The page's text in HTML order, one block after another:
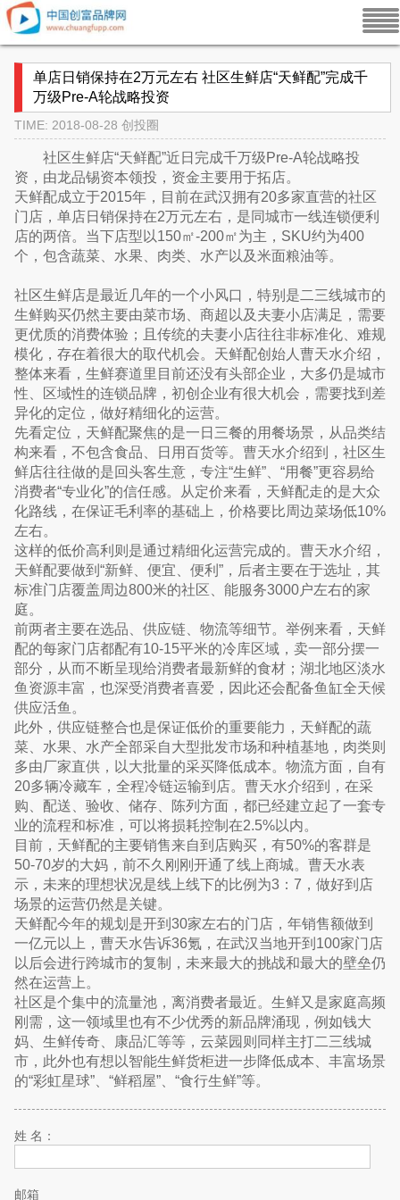
单店日销保持在2万元左右 社区生鲜店“天鲜配”完成千
万级Pre-A轮战略投资
TIME: 2018-08-28 创投圈
社区生鲜店“天鲜配”近日完成千万级Pre-A轮战略投
资，由龙品锡资本领投，资金主要用于拓店。
天鲜配成立于2015年，目前在武汉拥有20多家直营的社区
门店，单店日销保持在2万元左右，是同城市一线连锁便利
店的两倍。当下店型以150㎡-200㎡为主，SKU约为400
个，包含蔬菜、水果、肉类、水产以及米面粮油等。
社区生鲜店是最近几年的一个小风口，特别是二三线城市的
生鲜购买仍然主要由菜市场、商超以及夫妻小店满足，需要
更优质的消费体验；且传统的夫妻小店往往非标准化、难规
模化，存在着很大的取代机会。天鲜配创始人曹天水介绍，
整体来看，生鲜赛道里目前还没有头部企业，大多仍是城市
性、区域性的连锁品牌，初创企业有很大机会，需要找到差
异化的定位，做好精细化的运营。
先看定位，天鲜配聚焦的是一日三餐的用餐场景，从品类结
构来看，不包含食品、日用百货等。曹天水介绍到，社区生
鲜店往往做的是回头客生意，专注“生鲜”、“用餐”更容易给
消费者“专业化”的信任感。从定价来看，天鲜配走的是大众
化路线，在保证毛利率的基础上，价格要比周边菜场低10%
左右。
这样的低价高利则是通过精细化运营完成的。曹天水介绍，
天鲜配要做到“新鲜、便宜、便利”，后者主要在于选址，其
标准门店覆盖周边800米的社区、能服务3000户左右的家
庭。
前两者主要在选品、供应链、物流等细节。举例来看，天鲜
配的每家门店都配有10-15平米的冷库区域，卖一部分摆一
部分，从而不断呈现给消费者最新鲜的食材；湖北地区淡水
鱼资源丰富，也深受消费者喜爱，因此还会配备鱼缸全天候
供应活鱼。
此外，供应链整合也是保证低价的重要能力，天鲜配的蔬
菜、水果、水产全部采自大型批发市场和种植基地，肉类则
多由厂家直供，以大批量的采买降低成本。物流方面，自有
20多辆冷藏车，全程冷链运输到店。曹天水介绍到，在采
购、配送、验收、储存、陈列方面，都已经建立起了一套专
业的流程和标准，可以将损耗控制在2.5%以内。
目前，天鲜配的主要销售来自到店购买，有50%的客群是
50-70岁的大妈，前不久刚刚开通了线上商城。曹天水表
示，未来的理想状况是线上线下的比例为3：7，做好到店
场景的运营仍然是关键。
天鲜配今年的规划是开到30家左右的门店，年销售额做到
一亿元以上，曹天水告诉36氪，在武汉当地开到100家门店
以后会进行跨城市的复制，未来最大的挑战和最大的壁垒仍
然在运营上。
社区是个集中的流量池，离消费者最近。生鲜又是家庭高频
刚需，这一领域里也有不少优秀的新品牌涌现，例如钱大
妈、生鲜传奇、康品汇等等，云菜园则同样主打二三线城
市，此外也有想以智能生鲜货柜进一步降低成本、丰富场景
的“彩虹星球”、“鲜稻屋”、“食行生鲜”等。
姓 名：
邮箱